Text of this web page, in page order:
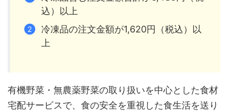
込）以上
冷凍品の注文金額が1,620円（税込）以
上
有機野菜・無農薬野菜の取り扱いを中心とした食材
宅配サービスで、食の安全を重視した食生活を送り